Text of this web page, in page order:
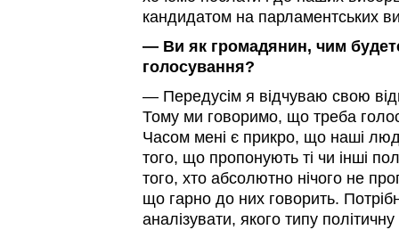
кандидатом на парламентських
— Ви як громадянин, чим
голосування?
— Передусім я відчуваю свою
Тому ми говоримо, що треба
Часом мені є прикро, що наші
того, що пропонують ті чи інші
того, хто абсолютно нічого не
що гарно до них говорить.
аналізувати, якого типу